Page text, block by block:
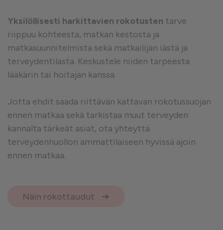
Yksilöllisesti harkittavien rokotusten tarve
riippuu kohteesta, matkan kestosta ja
matkasuunnitelmista sekä matkailijan iästä ja
terveydentilasta. Keskustele niiden tarpeesta
lääkärin tai hoitajan kanssa.
Jotta ehdit saada riittävän kattavan rokotussuojan
ennen matkaa sekä tarkistaa muut terveyden
kannalta tärkeät asiat, ota yhteyttä
terveydenhuollon ammattilaiseen hyvissä ajoin
ennen matkaa.
Näin rokottaudut